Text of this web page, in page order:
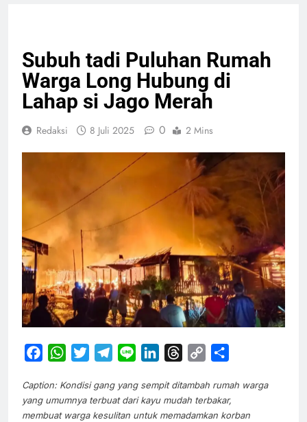
Subuh tadi Puluhan Rumah
Warga Long Hubung di
Lahap si Jago Merah
Redaksi 8 Juli 2025 0 2 Mins
FacebookWhatsApp
TwitterTelegram
Line LinkedInThreads
Copy
Caption: Kondisi gang yang sempit ditambah rumah warga
yang umumnya terbuat dari kayu mudah terbakar,
membuat warga kesulitan untuk memadamkan korban